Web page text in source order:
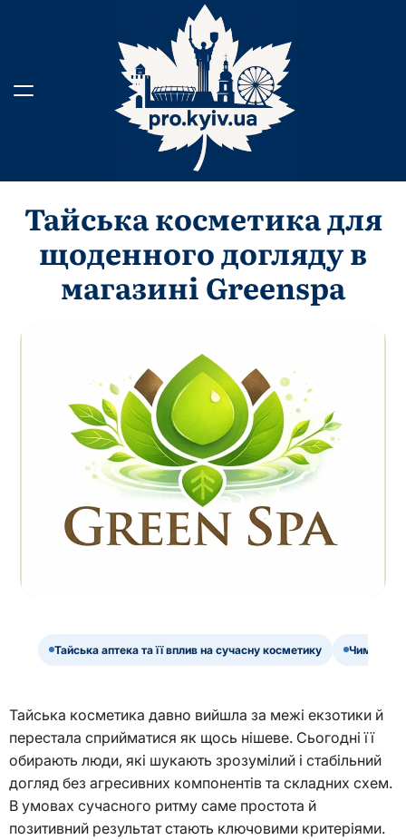
Тайська косметика для
щоденного догляду в
магазині Greenspa
Тайська аптека та її вплив на сучасну косметику Чим
Тайська косметика давно вийшла за межі екзотики й
перестала сприйматися як щось нішеве. Сьогодні її
обирають люди, які шукають зрозумілий і стабільний
догляд без агресивних компонентів та складних схем.
В умовах сучасного ритму саме простота й
позитивний результат стають ключовими критеріями.